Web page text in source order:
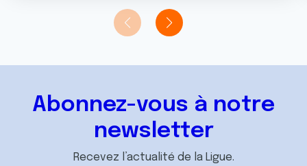
Abonnez-vous à notre
newsletter
Recevez l’actualité de la Ligue.